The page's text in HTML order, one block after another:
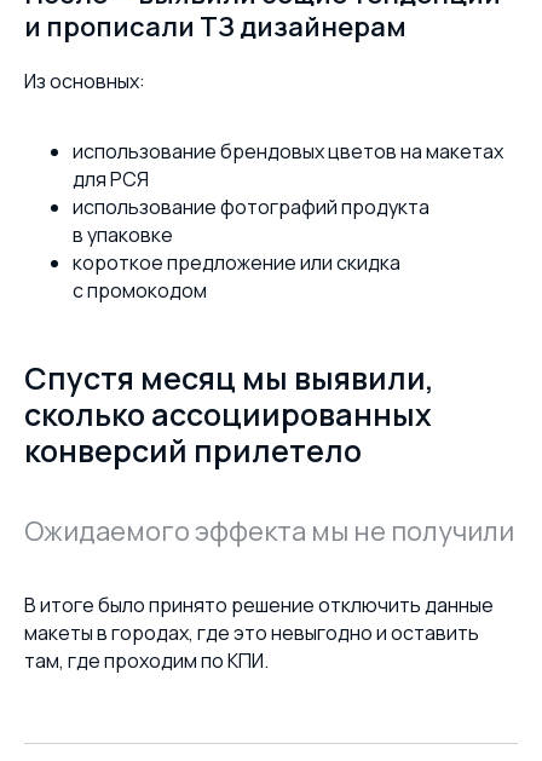
и прописали ТЗ дизайнерам
Из основных:
использование брендовых цветов на макетах
для РСЯ
использование фотографий продукта
в упаковке
короткое предложение или скидка
с промокодом
Спустя месяц мы выявили,
сколько ассоциированных
конверсий прилетело
Ожидаемого эффекта мы не получили
В итоге было принято решение отключить данные
макеты в городах, где это невыгодно и оставить
там, где проходим по КПИ.